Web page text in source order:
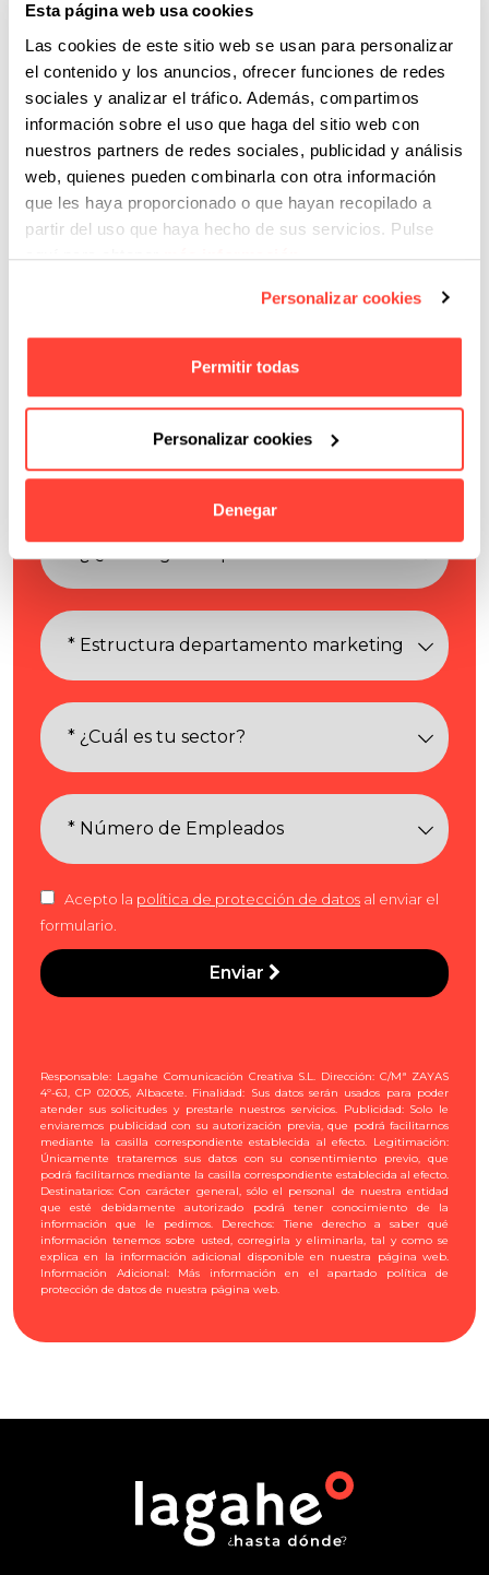
Esta página web usa cookies
Las cookies de este sitio web se usan para personalizar
el contenido y los anuncios, ofrecer funciones de redes
sociales y analizar el tráfico. Además, compartimos
información sobre el uso que haga del sitio web con
nuestros partners de redes sociales, publicidad y análisis
web, quienes pueden combinarla con otra información
que les haya proporcionado o que hayan recopilado a
partir del uso que haya hecho de sus servicios. Pulse
aquí para obtenermás información.
Personalizar cookies
Permitir todas
Personalizar cookies
Denegar
Trucos técnicos para optimizar tu sitio web.
Y por supuesto, a
medir y analizar
para
maximizar su impacto.
¿A qué esperas? ¡Descarga ya la guía y ponte
manos a la obra! Los resultados te van a
impresionar.
Acepto la política de protección de datos al enviar el
formulario.
Enviar
Responsable: Lagahe Comunicación Creativa S.L. Dirección: C/Mª ZAYAS
4º-6J, CP 02005, Albacete. Finalidad: Sus datos serán usados para poder
atender sus solicitudes y prestarle nuestros servicios. Publicidad: Solo le
enviaremos publicidad con su autorización previa, que podrá facilitarnos
mediante la casilla correspondiente establecida al efecto. Legitimación:
Únicamente trataremos sus datos con su consentimiento previo, que
podrá facilitarnos mediante la casilla correspondiente establecida al efecto.
Destinatarios: Con carácter general, sólo el personal de nuestra entidad
que esté debidamente autorizado podrá tener conocimiento de la
información que le pedimos. Derechos: Tiene derecho a saber qué
información tenemos sobre usted, corregirla y eliminarla, tal y como se
explica en la información adicional disponible en nuestra página web.
Información Adicional: Más información en el apartado política de
protección de datos de nuestra página web.